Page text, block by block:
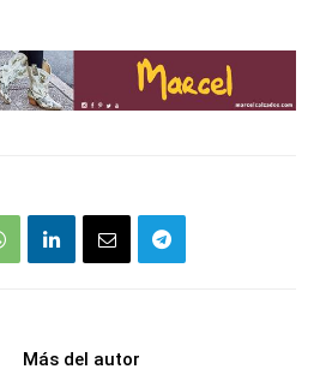
Más del autor